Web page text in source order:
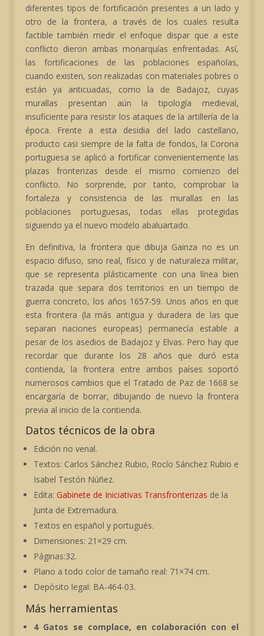
diferentes tipos de fortificación presentes a un lado y
otro de la frontera, a través de los cuales resulta
factible también medir el enfoque dispar que a este
conflicto dieron ambas monarquías enfrentadas. Así,
las fortificaciones de las poblaciones españolas,
cuando existen, son realizadas con materiales pobres o
están ya anticuadas, como la de Badajoz, cuyas
murallas presentan aún la tipología medieval,
insuficiente para resistir los ataques de la artillería de la
época. Frente a esta desidia del lado castellano,
producto casi siempre de la falta de fondos, la Corona
portuguesa se aplicó a fortificar convenientemente las
plazas fronterizas desde el mismo comienzo del
conflicto. No sorprende, por tanto, comprobar la
fortaleza y consistencia de las murallas en las
poblaciones portuguesas, todas ellas protegidas
siguiendo ya el nuevo modelo abaluartado.
En definitiva, la frontera que dibuja Gainza no es un
espacio difuso, sino real, físico y de naturaleza militar,
que se representa plásticamente con una línea bien
trazada que separa dos territorios en un tiempo de
guerra concreto, los años 1657-59. Unos años en que
esta frontera (la más antigua y duradera de las que
separan naciones europeas) permanecía estable a
pesar de los asedios de Badajoz y Elvas. Pero hay que
recordar que durante los 28 años que duró esta
contienda, la frontera entre ambos países soportó
numerosos cambios que el Tratado de Paz de 1668 se
encargaría de borrar, dibujando de nuevo la frontera
previa al inicio de la contienda.
Datos técnicos de la obra
Edición no venal.
Textos: Carlos Sánchez Rubio, Rocío Sánchez Rubio e
Isabel Testón Núñez.
Edita: Gabinete de Iniciativas Transfronterizas de la
Junta de Extremadura.
Textos en español y portugués.
Dimensiones: 21×29 cm.
Páginas:32.
Plano a todo color de tamaño real: 71×74 cm.
Depósito legal: BA-464-03.
Más herramientas
4 Gatos se complace, en colaboración con el